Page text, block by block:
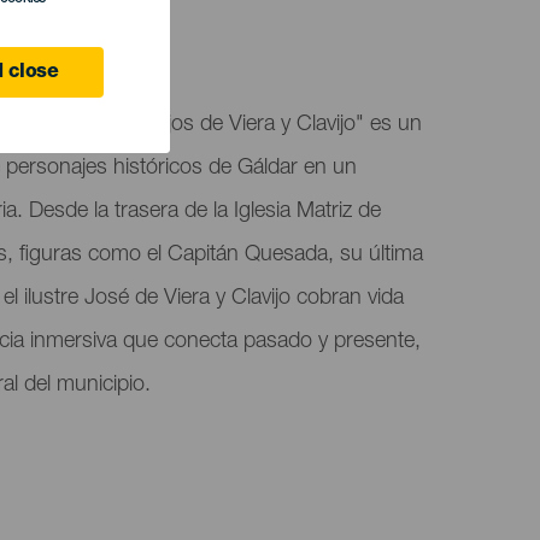
close
a través de los ojos de Viera y Clavijo" es un
históricos de Gáldar en un
Desde la trasera de la Iglesia Matriz de
figuras como el Capitán Quesada, su última
ilustre José de Viera y Clavijo cobran vida
inmersiva que conecta pasado y presente,
del municipio.